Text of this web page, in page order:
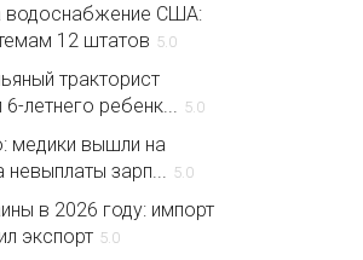
водоснабжение США:
12 штатов 5.0
тракторист
летнего ребенк...
5.0
медики вышли на
зарп...
5.0
в 2026 году: импорт
экспорт 5.0